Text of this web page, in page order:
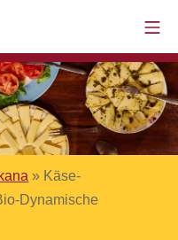
» Käse-
Dynamische